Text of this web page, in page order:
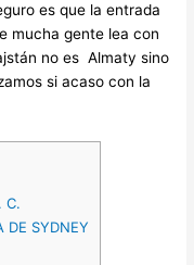
es que la entrada
mucha gente lea con
no es Almaty sino
si acaso con la
C.
DE SYDNEY